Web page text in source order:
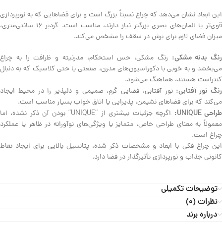
این ابعاد نشان می‌دهد که چراغ نسبتاً بزرگ است و برای فضاهایی که به نورپردازی
قوی‌تر یا المان‌های بصری بزرگتر نیاز دارند، مناسب است. گردبر 16 سانتی‌متری،
میزان فضای لازم برای برش در سقف را مشخص می‌کند.
رنگ بدنه مشکی: رنگ مشکی، حس استحکام، مدرنیته و ظرافت را به چراغ
می‌بخشد و به خوبی با دکوراسیون‌های مدرن، صنعتی یا حتی کلاسیک که به دنبال
کنتراست هستند، هماهنگ می‌شود.
رنگ نور آفتابی: نور آفتابی، فضایی گرم، صمیمی و دلپذیر را در محیط ایجاد
می‌کند که برای فضاهای نشیمن، پذیرایی یا اتاق خواب بسیار مناسب است.
طراحی UNIQUE:
اگرچه جزئیات بیشتری از “UNIQUE” بودن آن ذکر نشده، اما
معمولاً به معنای طراحی خاص، متمایز یا ویژگی‌های نوآورانه در ظاهر یا عملکرد
چراغ است.
این چراغ فکی با ابعاد و مشخصات ذکر شده، پتانسیل بالایی برای ایجاد نقاط
کانونی جذاب و نورپردازی تأثیرگذار در فضا دارد.
توضیحات تکمیلی
نظرات (0)
درباره برند